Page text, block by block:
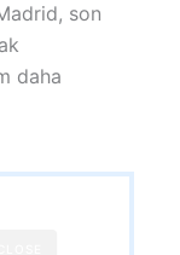
son
daha